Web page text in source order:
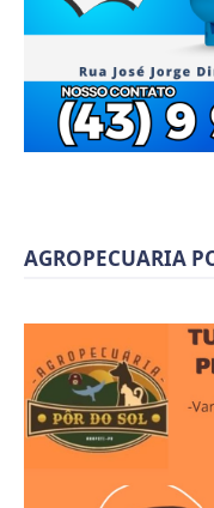
AGROPECUARIA